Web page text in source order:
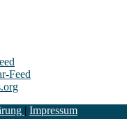
Feed
| Impressum